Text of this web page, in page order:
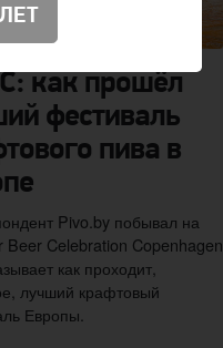
как прошёл
фестиваль
пива в
Pivo.by побывал на
Beer Celebration Copenhagen
как проходит,
лучший крафтовый
Европы.